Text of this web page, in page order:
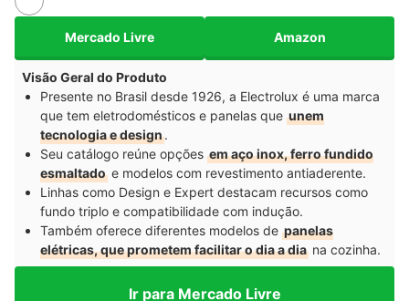
Mercado Livre Amazon
Visão Geral do Produto
Presente no Brasil desde 1926, a Electrolux é uma marca
que tem eletrodomésticos e panelas que unem
tecnologia e design.
Seu catálogo reúne opções em aço inox, ferro fundido
esmaltado e modelos com revestimento antiaderente.
Linhas como Design e Expert destacam recursos como
fundo triplo e compatibilidade com indução.
Também oferece diferentes modelos de panelas
elétricas, que prometem facilitar o dia a dia na cozinha.
Ir para Mercado Livre